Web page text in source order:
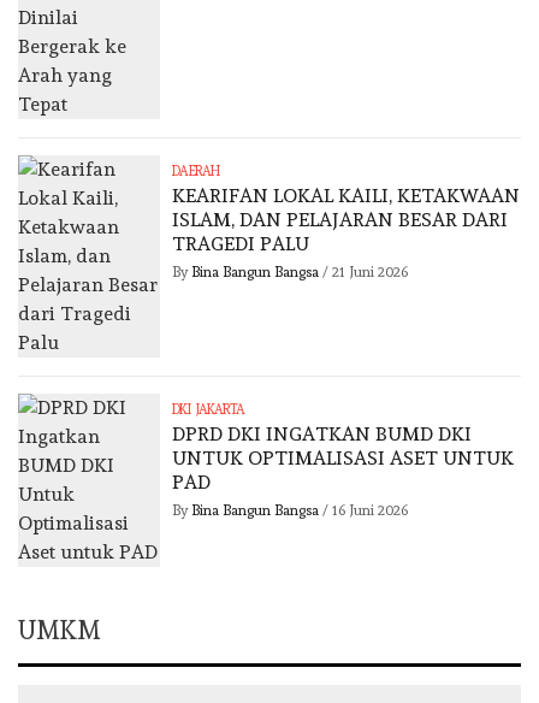
DAERAH
KEARIFAN LOKAL KAILI, KETAKWAAN
ISLAM, DAN PELAJARAN BESAR DARI
TRAGEDI PALU
By Bina Bangun Bangsa / 21 Juni 2026
DKI JAKARTA
DPRD DKI INGATKAN BUMD DKI
UNTUK OPTIMALISASI ASET UNTUK
PAD
By Bina Bangun Bangsa / 16 Juni 2026
UMKM